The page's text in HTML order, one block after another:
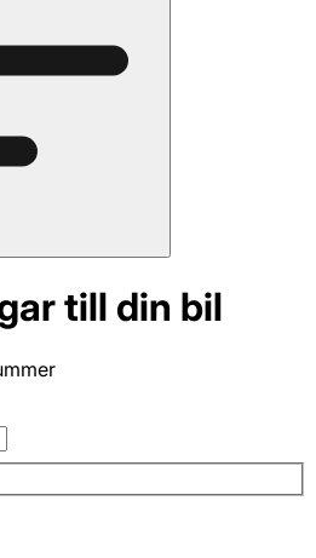
till din bil